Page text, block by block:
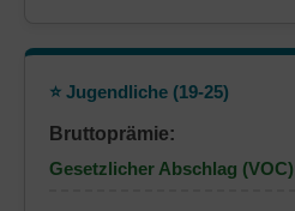
⭐ Jugendliche (19-25)
Bruttoprämie:
Gesetzlicher Abschlag